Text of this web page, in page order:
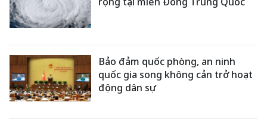
Bảo đảm quốc phòng, an ninh
quốc gia song không cản trở hoạt
động dân sự